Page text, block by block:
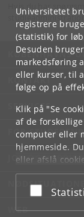
Universitetet
registrere
(statistik) for
Desuden
markedsføring
eller kurser, til
følge op på
Klik på "Se
af de
computer eller
hjemmeside.
eller afslå
underCookie-
bunden af hver
Acceptér
Hvis du har
KØBENHAVNS
KONTAKT
SERVICES
FOR
JOB OG
WEB